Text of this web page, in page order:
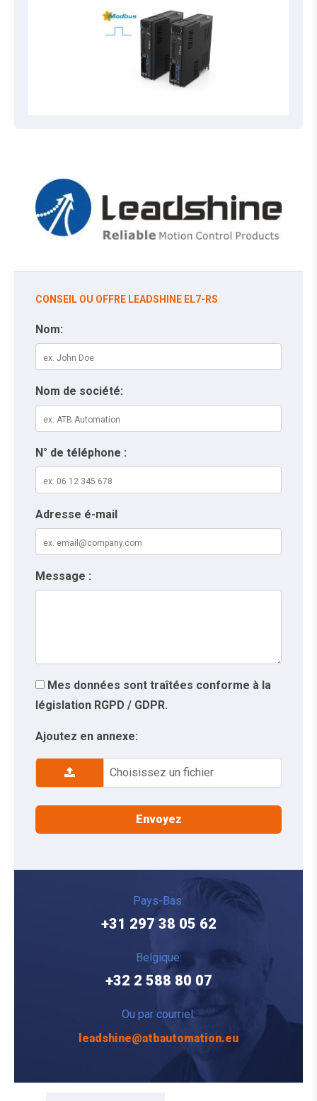
CONSEIL OU OFFRE LEADSHINE EL7-RS
Nom:
Nom de société:
N° de téléphone :
Adresse é-mail
Message :
Mes données sont traîtées conforme à la
législation RGPD / GDPR.
Ajoutez en annexe:
Choisissez un fichier
Pays-Bas:
+31 297 38 05 62
Belgique:
+32 2 588 80 07
Ou par courriel:
leadshine@atbautomation.eu